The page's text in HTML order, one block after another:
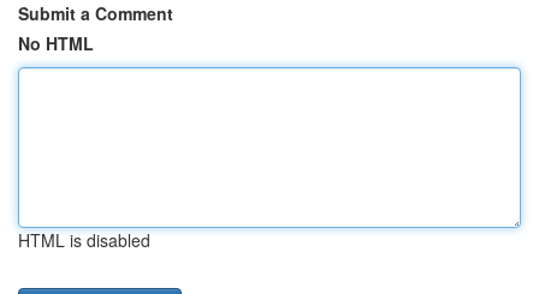
Submit a Comment
No HTML
HTML is disabled